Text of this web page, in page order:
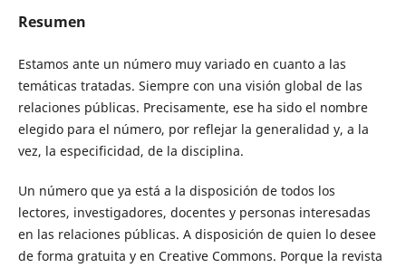
Resumen
Estamos ante un número muy variado en cuanto a las
temáticas tratadas. Siempre con una visión global de las
relaciones públicas. Precisamente, ese ha sido el nombre
elegido para el número, por reflejar la generalidad y, a la
vez, la especificidad, de la disciplina.
Un número que ya está a la disposición de todos los
lectores, investigadores, docentes y personas interesadas
en las relaciones públicas. A disposición de quien lo desee
de forma gratuita y en Creative Commons. Porque la revista